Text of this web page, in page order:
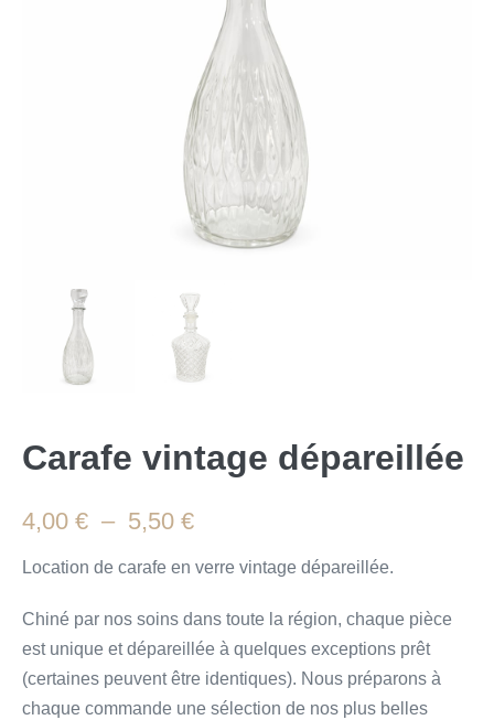
Carafe vintage dépareillée
4,00 € – 5,50 €
Location de carafe en verre vintage dépareillée.
Chiné par nos soins dans toute la région, chaque pièce
est unique et dépareillée à quelques exceptions prêt
(certaines peuvent être identiques). Nous préparons à
chaque commande une sélection de nos plus belles